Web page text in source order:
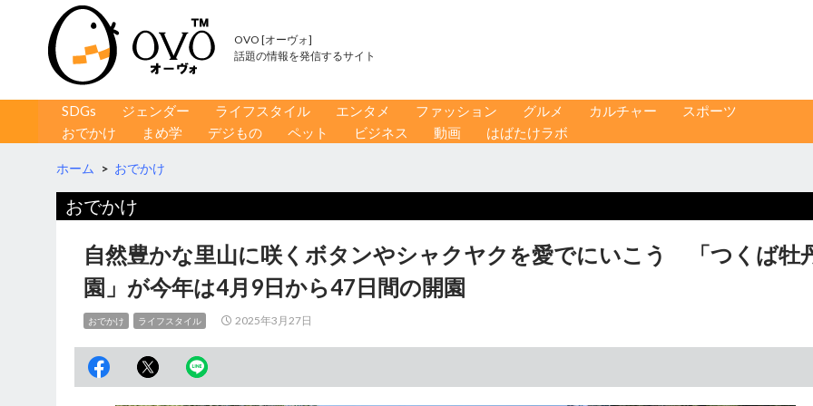
OVO [オーヴォ]
話題の情報を発信するサイト
コンテンツへ移動
SDGs ジェンダー ライフスタイル エンタメ ファッション グルメ カルチャー
スポーツ
おでかけ
まめ学 デジもの ペット ビジネス 動画 はばたけラボ
ホーム > おでかけ
おでかけ
自然豊かな里山に咲くボタンやシャクヤクを愛でにいこう 「つくば牡
園」が今年は4月9日から47日間の開園
おでかけ ライフスタイル 2025年3月27日